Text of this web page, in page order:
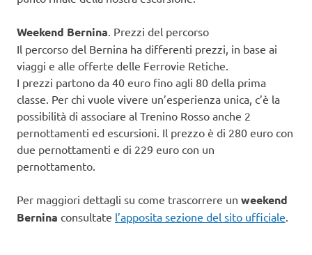
Weekend Bernina . Prezzi del percorso
Il percorso del Bernina ha differenti prezzi, in base ai
viaggi e alle offerte delle Ferrovie Retiche.
I prezzi partono da 40 euro fino agli 80 della prima
classe. Per chi vuole vivere un’esperienza unica, c’è la
possibilità di associare al Trenino Rosso anche 2
pernottamenti ed escursioni. Il prezzo è di 280 euro con
due pernottamenti e di 229 euro con un
pernottamento.
Per maggiori dettagli su come trascorrere un weekend
Bernina consultate l’apposita sezione del sito ufficiale